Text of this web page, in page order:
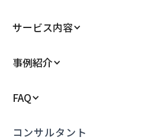
サービス内容
事例紹介
FAQ
コンサルタント